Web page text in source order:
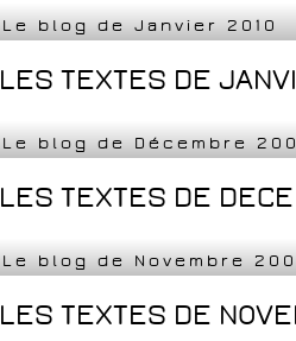
Le blog de Janvier 2010
LES TEXTES DE
Le blog de Décembre
LES TEXTES DE
Le blog de Novembre
LES TEXTES DE